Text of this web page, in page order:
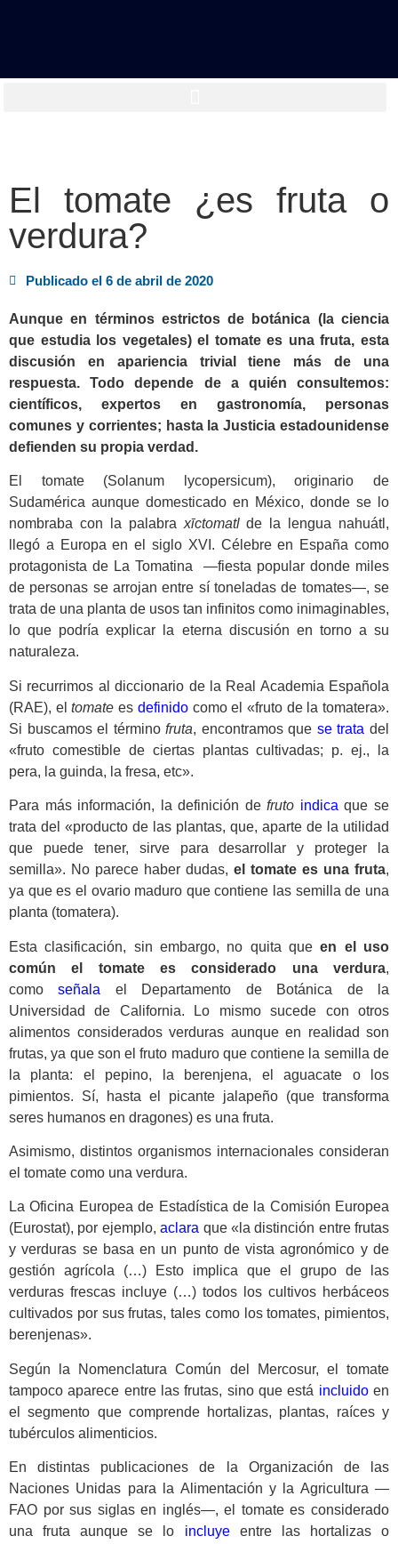
El tomate ¿es fruta o
verdura?
Publicado el 6 de abril de 2020
Aunque en términos estrictos de botánica (la ciencia
que estudia los vegetales) el tomate es una fruta, esta
discusión en apariencia trivial tiene más de una
respuesta. Todo depende de a quién consultemos:
científicos, expertos en gastronomía, personas
comunes y corrientes; hasta la Justicia estadounidense
defienden su propia verdad.
El tomate (Solanum lycopersicum), originario de
Sudamérica aunque domesticado en México, donde se lo
nombraba con la palabra xīctomatlde la lengua nahuátl,
llegó a Europa en el siglo XVI. Célebre en España como
protagonista de La Tomatina —fiesta popular donde miles
de personas se arrojan entre sí toneladas de tomates—, se
trata de una planta de usos tan infinitos como inimaginables,
lo que podría explicar la eterna discusión en torno a su
naturaleza.
Si recurrimos al diccionario de la Real Academia Española
(RAE), eltomate es definidocomo el «fruto de la tomatera».
Si buscamos el términofruta, encontramos que se trata del
«fruto comestible de ciertas plantas cultivadas; p. ej., la
pera, la guinda, la fresa, etc».
Para más información, la definición defruto indica que se
trata del «producto de las plantas, que, aparte de la utilidad
que puede tener, sirve para desarrollar y proteger la
semilla». No parece haber dudas, el tomate es una fruta,
ya que es el ovario maduro que contiene las semilla de una
planta (tomatera).
Esta clasificación, sin embargo, no quita queen el uso
común el tomate es considerado una verdura,
comoseñala el Departamento de Botánica de la
Universidad de California. Lo mismo sucede con otros
alimentos considerados verduras aunque en realidad son
frutas, ya que son el fruto maduro que contiene la semilla de
la planta: el pepino, la berenjena, el aguacate o los
pimientos. Sí, hasta el picante jalapeño (que transforma
seres humanos en dragones) es una fruta.
Asimismo, distintos organismos internacionales consideran
el tomate como una verdura.
La Oficina Europea de Estadística de la Comisión Europea
(Eurostat), por ejemplo,aclara que «la distinción entre frutas
y verduras se basa en un punto de vista agronómico y de
gestión agrícola (…) Esto implica que el grupo de las
verduras frescas incluye (…) todos los cultivos herbáceos
cultivados por sus frutas, tales como los tomates, pimientos,
berenjenas».
Según la Nomenclatura Común del Mercosur, el tomate
tampoco aparece entre las frutas, sino que está incluidoen
el segmento que comprende hortalizas, plantas, raíces y
tubérculos alimenticios.
En distintas publicaciones de la Organización de las
Naciones Unidas para la Alimentación y la Agricultura —
FAO por sus siglas en inglés—, el tomate es considerado
una fruta aunque se lo
incluyeentre las hortalizas o